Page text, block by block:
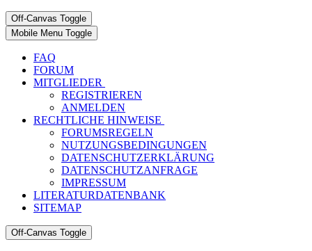
Off-Canvas Toggle
Mobile Menu Toggle
FAQ
FORUM
MITGLIEDER
REGISTRIEREN
ANMELDEN
RECHTLICHE HINWEISE
FORUMSREGELN
NUTZUNGSBEDINGUNGEN
DATENSCHUTZERKLÄRUNG
DATENSCHUTZANFRAGE
IMPRESSUM
LITERATURDATENBANK
SITEMAP
Off-Canvas Toggle